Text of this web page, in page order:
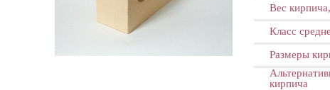
Вес
Класс
Размеры
кирпича